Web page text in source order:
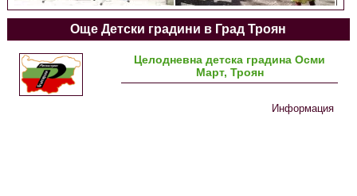
Още Детски градини в Град Троян
Целодневна детска градина Осми
Март, Троян
Информация